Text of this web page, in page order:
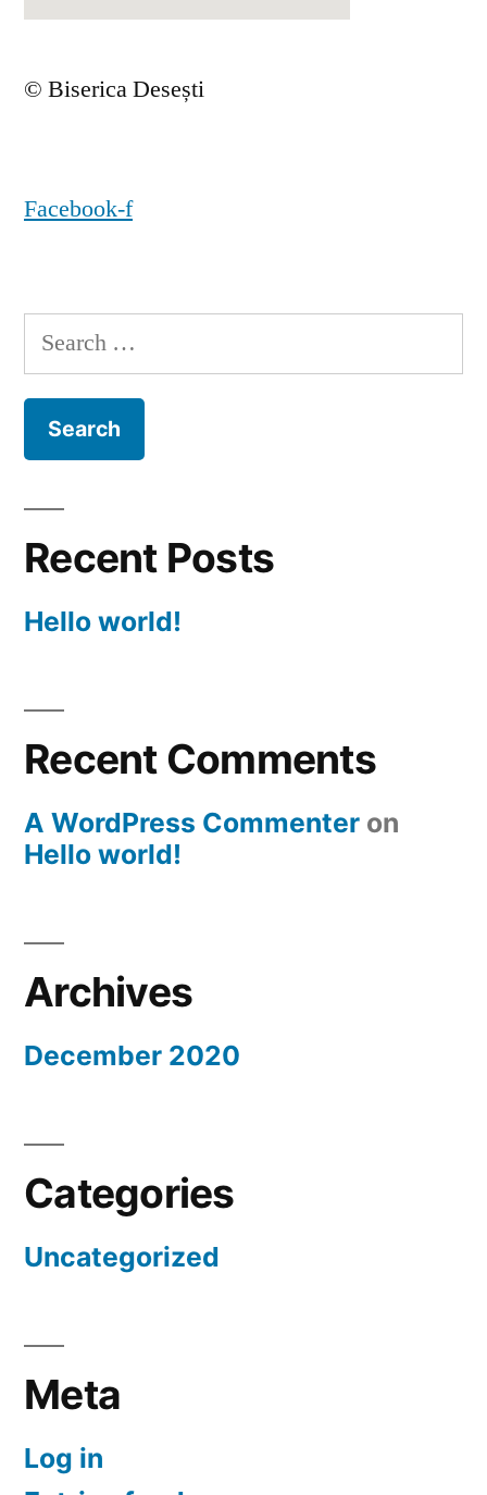
© Biserica Desești
Facebook-f
Search
for:
Recent Posts
Hello world!
Recent Comments
A WordPress Commenter on
Hello world!
Archives
December 2020
Categories
Uncategorized
Meta
Log in